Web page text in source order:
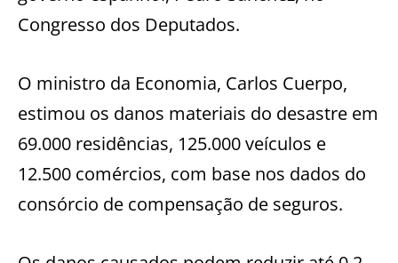
Congresso dos Deputados.
O ministro da Economia, Carlos Cuerpo,
estimou os danos materiais do desastre em
69.000 residências, 125.000 veículos e
12.500 comércios, com base nos dados do
consórcio de compensação de seguros.